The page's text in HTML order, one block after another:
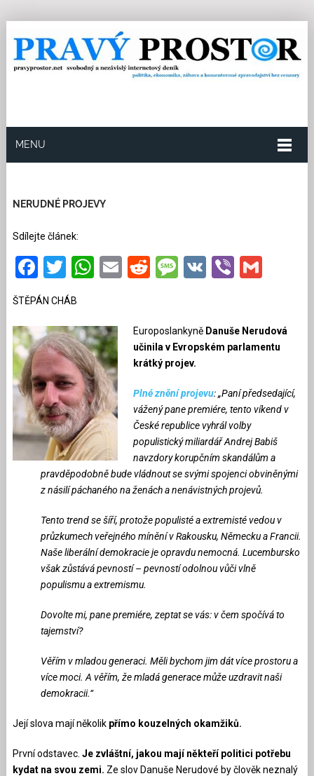
MENU
NERUDNÉ PROJEVY
Sdílejte článek:
Facebook
Twitter
WhatsApp
EmailRedditMessage
VKViber
ŠTĚPÁN CHÁB
Europoslankyně Danuše Nerudová
učinila v Evropském parlamentu
krátký projev.
Plné znění projevu: „Paní předsedající,
vážený pane premiére, tento víkend v
České republice vyhrál volby
populistický miliardář Andrej Babiš
navzdory korupčním skandálům a
pravděpodobně bude vládnout se svými spojenci obviněnými
z násilí páchaného na ženách a nenávistných projevů.
Tento trend se šíří, protože populisté a extremisté vedou v
průzkumech veřejného mínění v Rakousku, Německu a Francii.
Naše liberální demokracie je opravdu nemocná. Lucembursko
však zůstává pevností – pevností odolnou vůči vlně
populismu a extremismu.
Dovolte mi, pane premiére, zeptat se vás: v čem spočívá to
tajemství?
Věřím v mladou generaci. Měli bychom jim dát více prostoru a
více moci. A věřím, že mladá generace může uzdravit naši
demokracii.“
Její slova mají několik přímo kouzelných okamžiků.
První odstavec. Je zvláštní, jakou mají někteří politici potřebu
kydat na svou zemi. Ze slov Danuše Nerudové by člověk neznalý